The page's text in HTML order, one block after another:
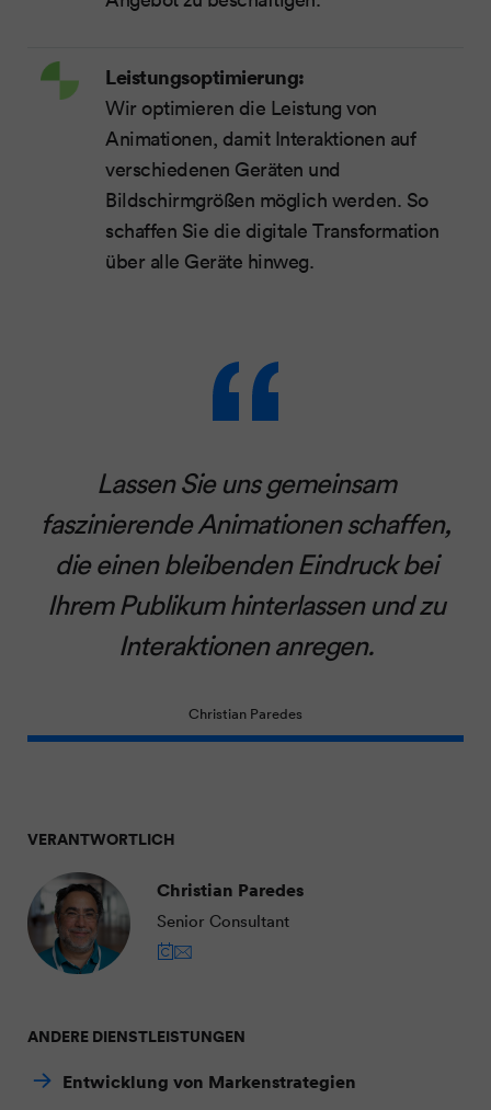
Leistungsoptimierung:
Wir optimieren die Leistung von
Animationen, damit Interaktionen auf
verschiedenen Geräten und
Bildschirmgrößen möglich werden. So
schaffen Sie die digitale Transformation
über alle Geräte hinweg.
Lassen Sie uns gemeinsam
faszinierende Animationen schaffen,
die einen bleibenden Eindruck bei
Ihrem Publikum hinterlassen und zu
Interaktionen anregen.
Christian Paredes
VERANTWORTLICH
Christian Paredes
Senior Consultant
ANDERE DIENSTLEISTUNGEN
Entwicklung von Markenstrategien